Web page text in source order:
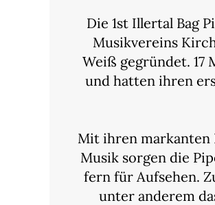
Die 1st Illertal Bag
Musikvereins
Weiß gegründet. 17
und hatten ihren
Mit ihren markanten
Musik sorgen die
fern für Aufsehen.
unter anderem